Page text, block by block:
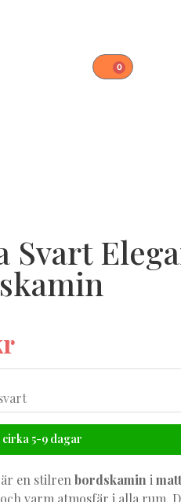
0
Svart
5-9 dagar
en stilrenbordskamini